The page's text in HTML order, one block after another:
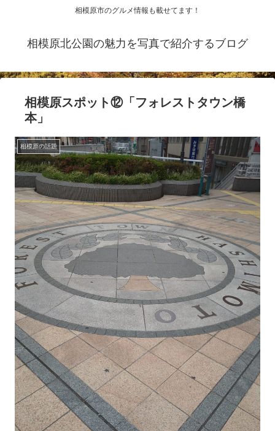
相模原市のグルメ情報も載せてます！
相模原北公園の魅力を写真で紹介するブログ
相模原スポット⑫「フォレストタウン橋
本」
相模原の話題